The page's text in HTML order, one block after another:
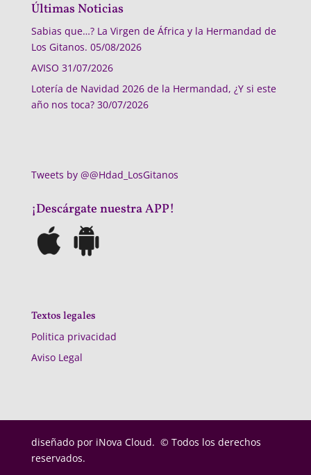
Últimas Noticias
Sabias que…? La Virgen de África y la Hermandad de
Los Gitanos. 05/08/2026
AVISO 31/07/2026
Lotería de Navidad 2026 de la Hermandad, ¿Y si este
año nos toca? 30/07/2026
Tweets by @@Hdad_LosGitanos
¡Descárgate nuestra APP!
Textos legales
Politica privacidad
Aviso Legal
diseñado por iNova Cloud. © Todos los derechos
reservados.